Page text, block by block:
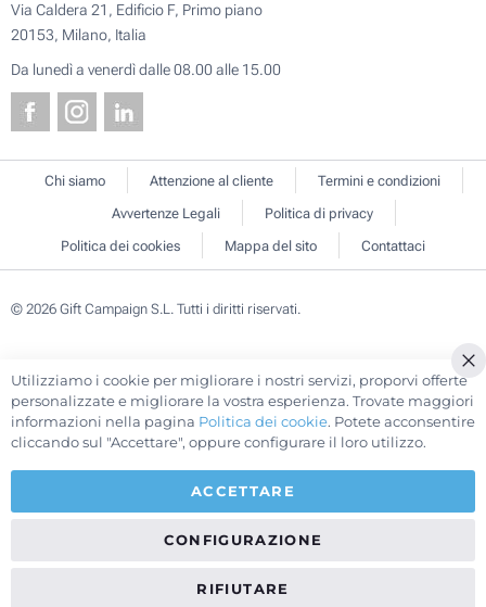
Via Caldera 21, Edificio F, Primo piano
20153, Milano, Italia
Da lunedì a venerdì dalle 08.00 alle 15.00
Chi siamo Attenzione al cliente
Termini e condizioni
Avvertenze Legali
Politica di privacy
Politica dei cookies
Mappa del sito Contattaci
© 2026 Gift Campaign S.L. Tutti i diritti riservati.
Utilizziamo i cookie per migliorare i nostri servizi, proporvi offerte
personalizzate e migliorare la vostra esperienza. Trovate maggiori
informazioni nella pagina Politica dei cookie. Potete acconsentire
cliccando sul "Accettare", oppure configurare il loro utilizzo.
ACCETTARE
CONFIGURAZIONE
RIFIUTARE